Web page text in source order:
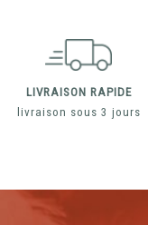
LIVRAISON RAPIDE
livraison sous 3 jours